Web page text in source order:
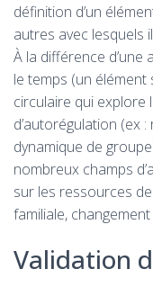
définition d’un
autres avec lesquels
À la différence
le temps (un élément
circulaire qui explore
d’autorégulation (ex
dynamique de
nombreux champs
sur les ressources
familiale,
Validation